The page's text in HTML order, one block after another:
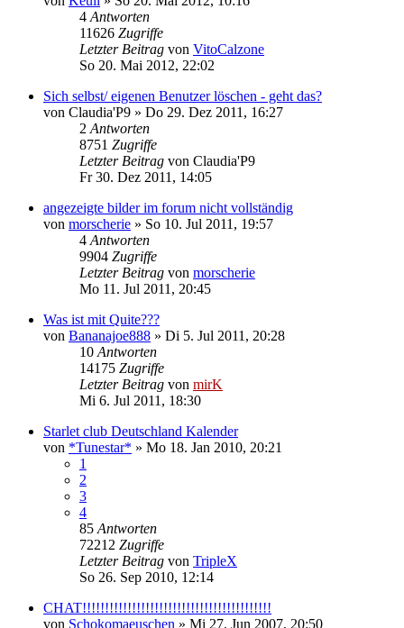
4 Antworten
11626 Zugriffe
Letzter Beitrag von VitoCalzone
So 20. Mai 2012, 22:02
Sich selbst/ eigenen Benutzer löschen - geht das?
von Claudia'P9 » Do 29. Dez 2011, 16:27
2 Antworten
8751 Zugriffe
Letzter Beitrag von Claudia'P9
Fr 30. Dez 2011, 14:05
angezeigte bilder im forum nicht vollständig
von morscherie » So 10. Jul 2011, 19:57
4 Antworten
9904 Zugriffe
Letzter Beitrag von morscherie
Mo 11. Jul 2011, 20:45
Was ist mit Quite???
von Bananajoe888 » Di 5. Jul 2011, 20:28
10 Antworten
14175 Zugriffe
Letzter Beitrag von mirK
Mi 6. Jul 2011, 18:30
Starlet club Deutschland Kalender
von *Tunestar* » Mo 18. Jan 2010, 20:21
1
2
3
4
85 Antworten
72212 Zugriffe
Letzter Beitrag von TripleX
So 26. Sep 2010, 12:14
CHAT!!!!!!!!!!!!!!!!!!!!!!!!!!!!!!!!!!!!!!!!!!
von Schokomaeuschen » Mi 27. Jun 2007, 20:50